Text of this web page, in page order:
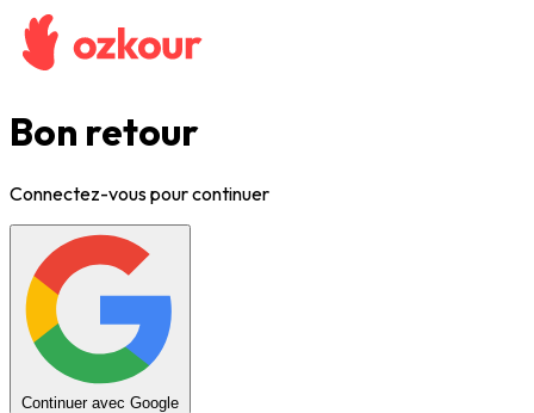
Bon retour
Connectez-vous pour continuer
Continuer avec Google